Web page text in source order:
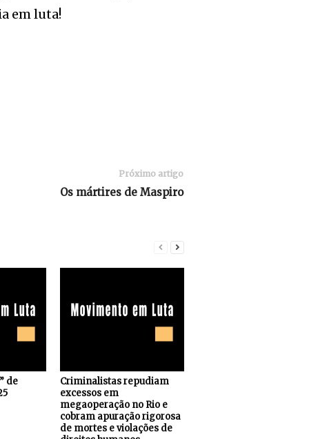
em luta!
Próximo artigo
Os mártires de Maspiro
de
Criminalistas repudiam
excessos em
megaoperação no Rio e
cobram apuração rigorosa
de mortes e violações de